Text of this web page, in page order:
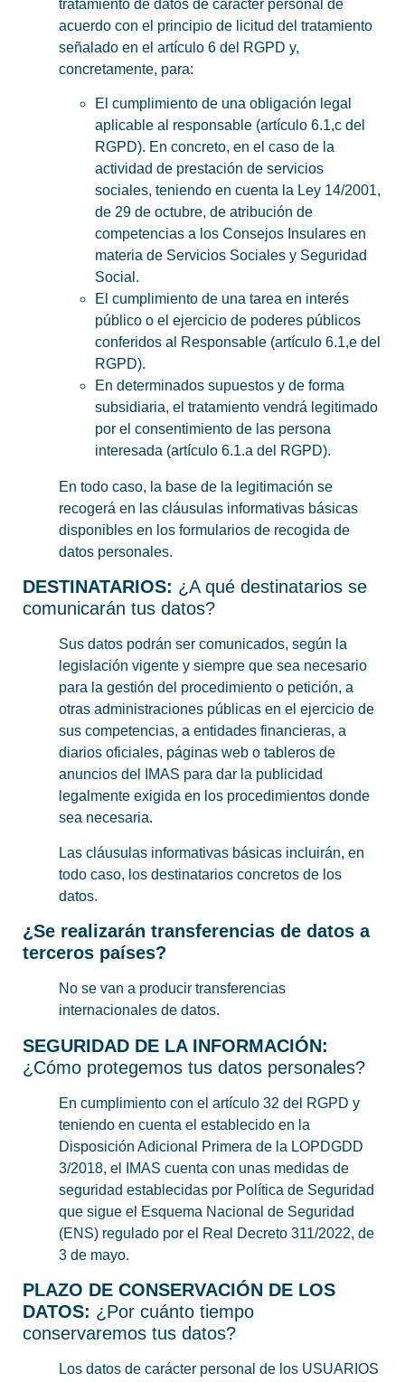
tratamiento de datos de carácter personal de
acuerdo con el principio de licitud del tratamiento
señalado en el artículo 6 del RGPD y,
concretamente, para:
El cumplimiento de una obligación legal
aplicable al responsable (artículo 6.1,c del
RGPD). En concreto, en el caso de la
actividad de prestación de servicios
sociales, teniendo en cuenta la Ley 14/2001,
de 29 de octubre, de atribución de
competencias a los Consejos Insulares en
materia de Servicios Sociales y Seguridad
Social.
El cumplimiento de una tarea en interés
público o el ejercicio de poderes públicos
conferidos al Responsable (artículo 6.1,e del
RGPD).
En determinados supuestos y de forma
subsidiaria, el tratamiento vendrá legitimado
por el consentimiento de las persona
interesada (artículo 6.1.a del RGPD).
En todo caso, la base de la legitimación se
recogerá en las cláusulas informativas básicas
disponibles en los formularios de recogida de
datos personales.
DESTINATARIOS: ¿A qué destinatarios se
comunicarán tus datos?
Sus datos podrán ser comunicados, según la
legislación vigente y siempre que sea necesario
para la gestión del procedimiento o petición, a
otras administraciones públicas en el ejercicio de
sus competencias, a entidades financieras, a
diarios oficiales, páginas web o tableros de
anuncios del IMAS para dar la publicidad
legalmente exigida en los procedimientos donde
sea necesaria.
Las cláusulas informativas básicas incluirán, en
todo caso, los destinatarios concretos de los
datos.
¿Se realizarán transferencias de datos a
terceros países?
No se van a producir transferencias
internacionales de datos.
SEGURIDAD DE LA INFORMACIÓN:
¿Cómo protegemos tus datos personales?
En cumplimiento con el artículo 32 del RGPD y
teniendo en cuenta el establecido en la
Disposición Adicional Primera de la LOPDGDD
3/2018, el IMAS cuenta con unas medidas de
seguridad establecidas por Política de Seguridad
que sigue el Esquema Nacional de Seguridad
(ENS) regulado por el Real Decreto 311/2022, de
3 de mayo.
PLAZO DE CONSERVACIÓN DE LOS
DATOS: ¿Por cuánto tiempo
conservaremos tus datos?
Los datos de carácter personal de los USUARIOS